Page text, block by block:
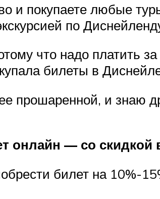
и покупаете любые
по
что надо платить
билеты в
прошаренной, и знаю
онлайн — со скидкой
билет на 10%-